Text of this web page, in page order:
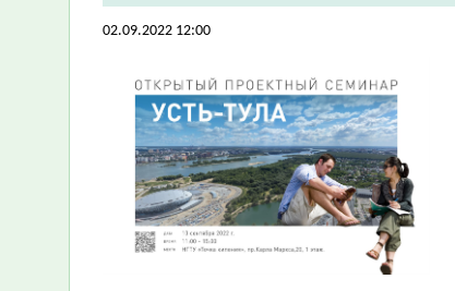
02.09.2022 12:00